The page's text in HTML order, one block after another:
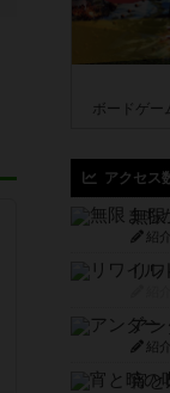
ボードゲー
アクセス
無限
紹
紹
宵と